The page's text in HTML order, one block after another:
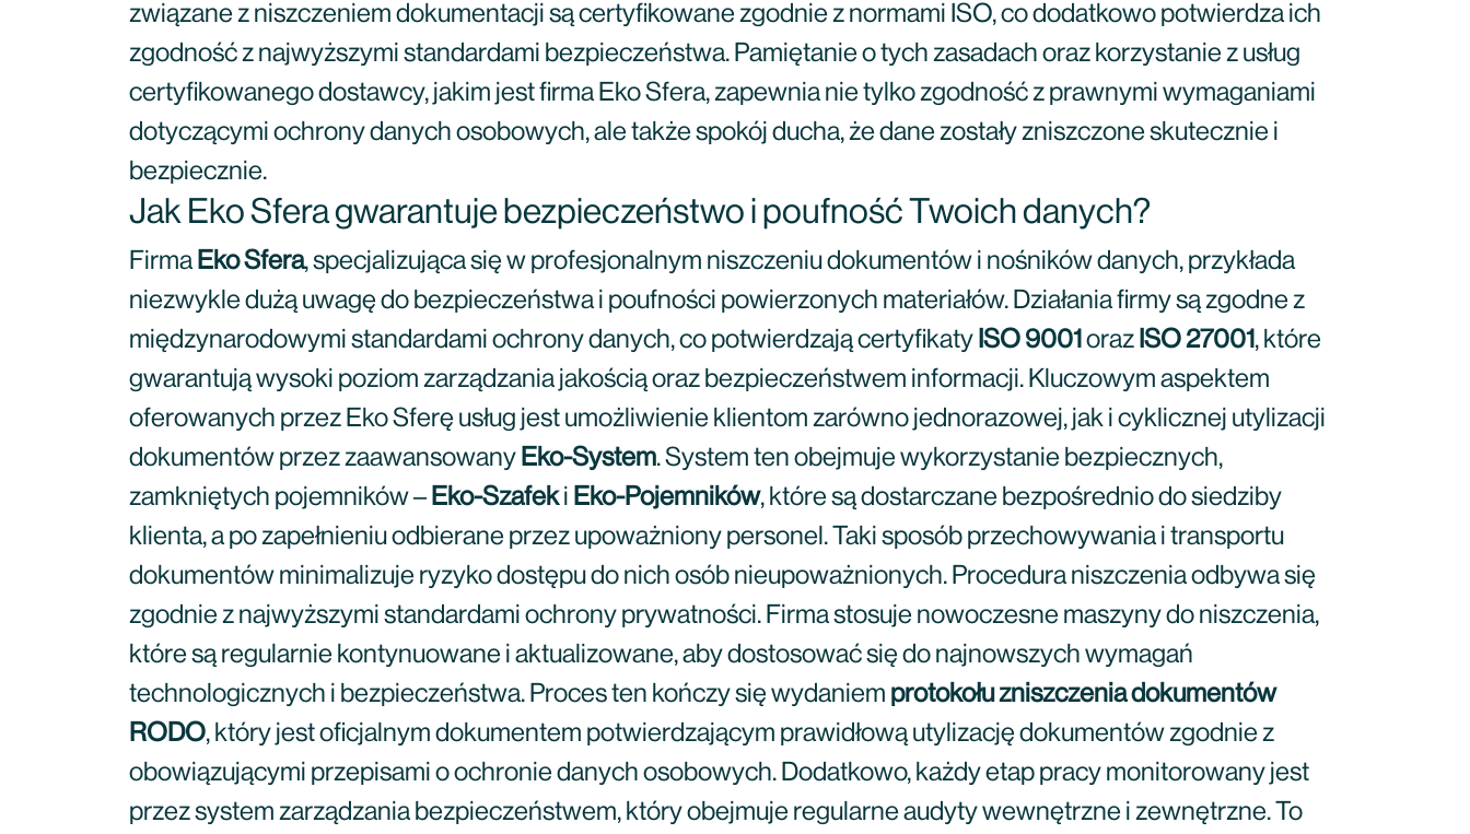
związane z niszczeniem dokumentacji są certyfikowane zgodnie z normami ISO, co dodatkowo potwierdza ich
zgodność z najwyższymi standardami bezpieczeństwa. Pamiętanie o tych zasadach oraz korzystanie z usług
certyfikowanego dostawcy, jakim jest firma Eko Sfera, zapewnia nie tylko zgodność z prawnymi wymaganiami
dotyczącymi ochrony danych osobowych, ale także spokój ducha, że dane zostały zniszczone skutecznie i
bezpiecznie.
Jak Eko Sfera gwarantuje bezpieczeństwo i poufność Twoich danych?
Firma Eko Sfera, specjalizująca się w profesjonalnym niszczeniu dokumentów i nośników danych, przykłada
niezwykle dużą uwagę do bezpieczeństwa i poufności powierzonych materiałów. Działania firmy są zgodne z
międzynarodowymi standardami ochrony danych, co potwierdzają certyfikaty ISO 9001 oraz ISO 27001, które
gwarantują wysoki poziom zarządzania jakością oraz bezpieczeństwem informacji. Kluczowym aspektem
oferowanych przez Eko Sferę usług jest umożliwienie klientom zarówno jednorazowej, jak i cyklicznej utylizacji
dokumentów przez zaawansowany Eko-System. System ten obejmuje wykorzystanie bezpiecznych,
zamkniętych pojemników – Eko-Szafeki Eko-Pojemników, które są dostarczane bezpośrednio do siedziby
klienta, a po zapełnieniu odbierane przez upoważniony personel. Taki sposób przechowywania i transportu
dokumentów minimalizuje ryzyko dostępu do nich osób nieupoważnionych. Procedura niszczenia odbywa się
zgodnie z najwyższymi standardami ochrony prywatności. Firma stosuje nowoczesne maszyny do niszczenia,
które są regularnie kontynuowane i aktualizowane, aby dostosować się do najnowszych wymagań
technologicznych i bezpieczeństwa. Proces ten kończy się wydaniem protokołu zniszczenia dokumentów
RODO, który jest oficjalnym dokumentem potwierdzającym prawidłową utylizację dokumentów zgodnie z
obowiązującymi przepisami o ochronie danych osobowych. Dodatkowo, każdy etap pracy monitorowany jest
przez system zarządzania bezpieczeństwem, który obejmuje regularne audyty wewnętrzne i zewnętrzne. To